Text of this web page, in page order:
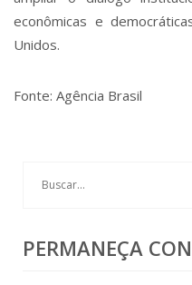
econômicas e
Unidos.
Fonte: Agência Brasil
PERMANEÇA